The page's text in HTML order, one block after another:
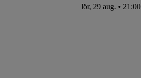
lör, 29 aug. • 21:00